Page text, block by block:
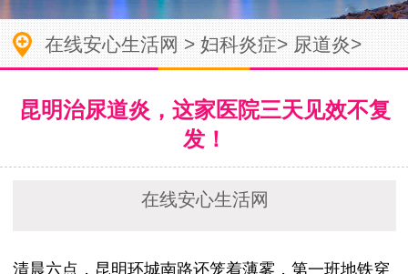
在线安心生活网>妇科炎症>尿道炎>
昆明治尿道炎，这家医院三天见效不复
发！
在线安心生活网
清晨六点，昆明环城南路还笼着薄雾，第一班地铁穿